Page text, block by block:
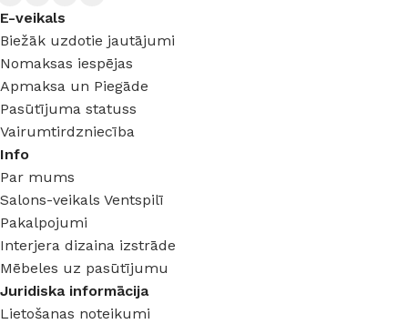
E-veikals
Biežāk uzdotie jautājumi
Nomaksas iespējas
Apmaksa un Piegāde
Pasūtījuma statuss
Vairumtirdzniecība
Info
Par mums
Salons-veikals Ventspilī
Pakalpojumi
Interjera dizaina izstrāde
Mēbeles uz pasūtījumu
Juridiska informācija
Lietošanas noteikumi